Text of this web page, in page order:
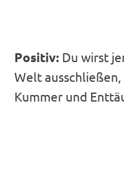
Positiv: Du wirst
Welt ausschließen,
Kummer und